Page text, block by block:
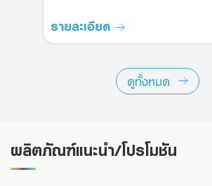
รายละเอียด
ดูทั้งหมด
ผลิตภัณฑ์แนะนำ/โปรโมชัน